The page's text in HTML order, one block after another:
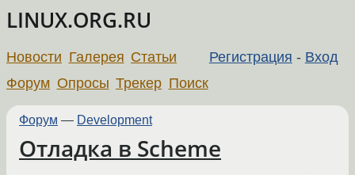
LINUX.ORG.RU
Регистрация - Вход
Новости Галерея Статьи
Форум Опросы Трекер Поиск
Форум — Development
Отладка в Scheme